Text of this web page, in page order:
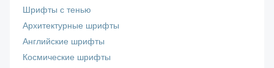
Шрифты с тенью
Архитектурные шрифты
Английские шрифты
Космические шрифты